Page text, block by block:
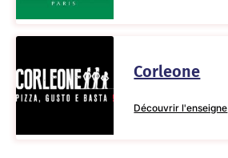
Corleone
Découvrir l'enseigne